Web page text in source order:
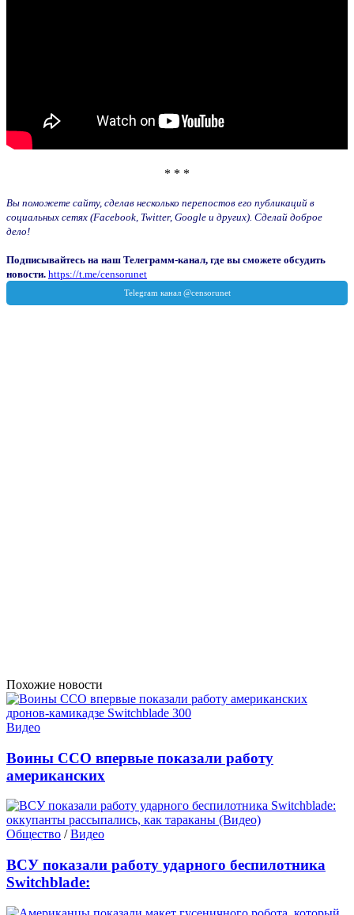
* * *
Вы поможете сайту, сделав несколько перепостов его публикаций в
социальных сетях (Facebook, Twitter, Google и других). Сделай доброе
дело!
Подписывайтесь на наш Телеграмм-канал, где вы сможете обсудить
новости. https://t.me/censorunet
Похожие новости
Видео
Воины ССО впервые показали работу
американских
Общество /Видео
ВСУ показали работу ударного беспилотника
Switchblade: